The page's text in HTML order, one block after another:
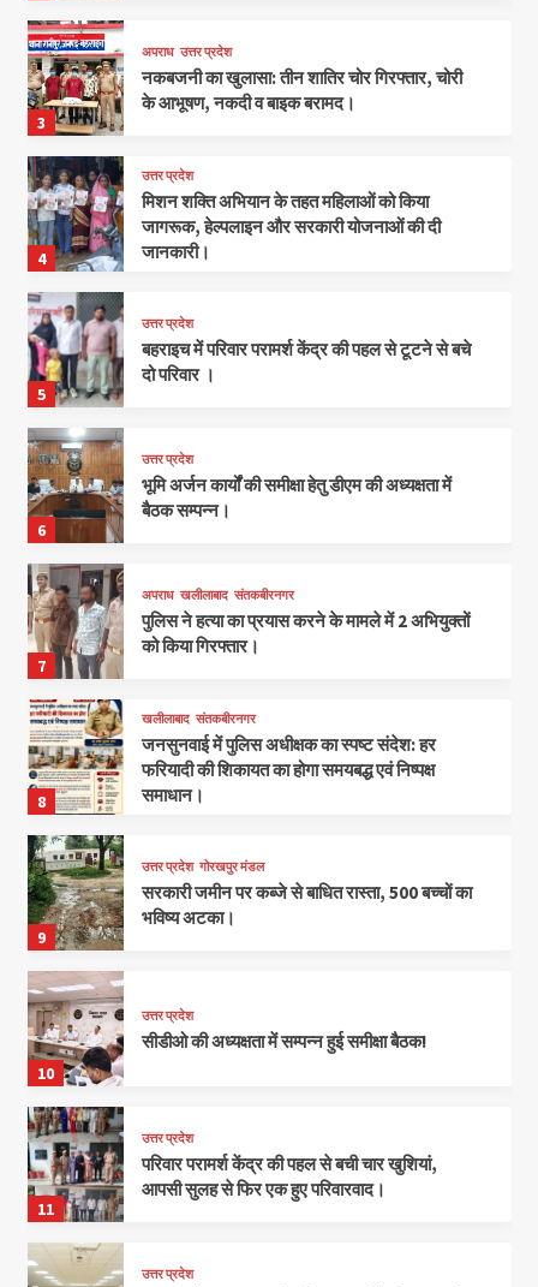
3
अपराध उत्तर प्रदेश
नकबजनी का खुलासा: तीन शातिर चोर गिरफ्तार, चोरी
के आभूषण, नकदी व बाइक बरामद।
4
उत्तर प्रदेश
मिशन शक्ति अभियान के तहत महिलाओं को किया
जागरूक, हेल्पलाइन और सरकारी योजनाओं की दी
जानकारी।
5
उत्तर प्रदेश
बहराइच में परिवार परामर्श केंद्र की पहल से टूटने से बचे
दो परिवार ।
6
उत्तर प्रदेश
भूमि अर्जन कार्यों की समीक्षा हेतु डीएम की अध्यक्षता में
बैठक सम्पन्न।
7
अपराध खलीलाबाद संतकबीरनगर
पुलिस ने हत्या का प्रयास करने के मामले में 2 अभियुक्तों
को किया गिरफ्तार।
8
खलीलाबाद संतकबीरनगर
जनसुनवाई में पुलिस अधीक्षक का स्पष्ट संदेश: हर
फरियादी की शिकायत का होगा समयबद्ध एवं निष्पक्ष
समाधान।
9
उत्तर प्रदेश गोरखपुर मंडल
सरकारी जमीन पर कब्जे से बाधित रास्ता, 500 बच्चों का
भविष्य अटका।
10
उत्तर प्रदेश
सीडीओ की अध्यक्षता में सम्पन्न हुई समीक्षा बैठक!
11
उत्तर प्रदेश
परिवार परामर्श केंद्र की पहल से बची चार खुशियां,
आपसी सुलह से फिर एक हुए परिवारवाद।
उत्तर प्रदेश